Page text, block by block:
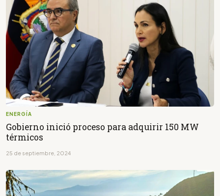
ENERGÍA
Gobierno inició proceso para adquirir 150 MW
térmicos
25 de septiembre, 2024